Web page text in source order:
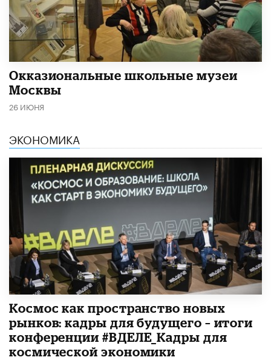
​Окказиональные школьные музеи
Москвы
26 ИЮНЯ
ЭКОНОМИКА
Космос как пространство новых
рынков: кадры для будущего – итоги
конференции #ВДЕЛЕ_Кадры для
космической экономики